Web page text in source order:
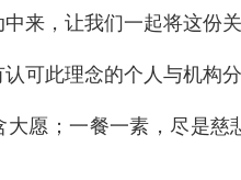
来，让我们一起将这份
可此理念的个人与机构
愿；一餐一素，尽是慈